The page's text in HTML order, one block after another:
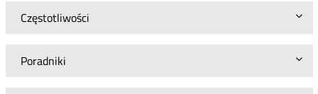
Częstotliwości
Poradniki